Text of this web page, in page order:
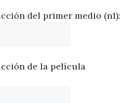
del primer medio (n1):
de la película